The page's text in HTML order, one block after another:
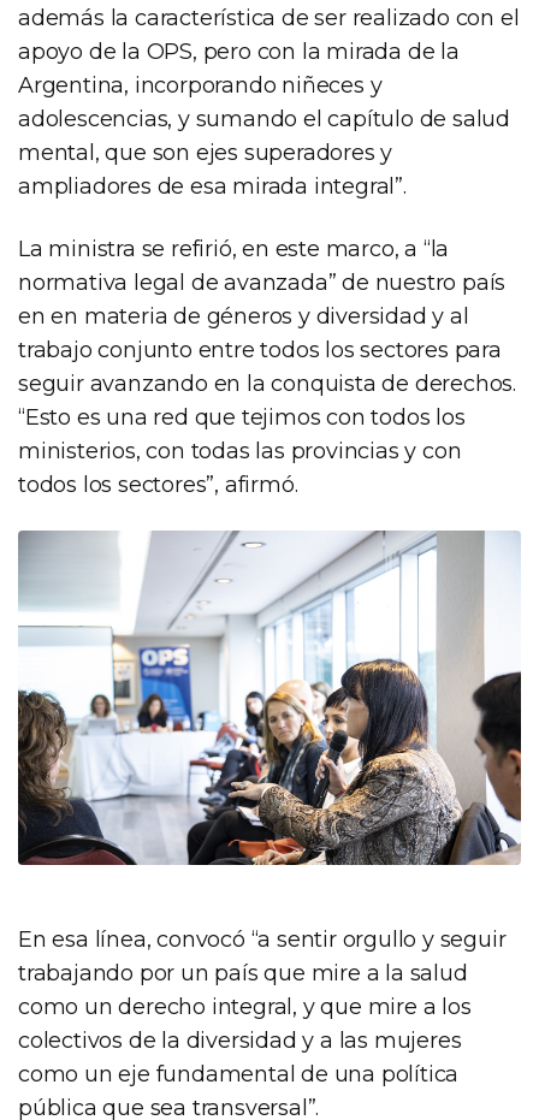
además la característica de ser realizado con el
apoyo de la OPS, pero con la mirada de la
Argentina, incorporando niñeces y
adolescencias, y sumando el capítulo de salud
mental, que son ejes superadores y
ampliadores de esa mirada integral”.
La ministra se refirió, en este marco, a “la
normativa legal de avanzada” de nuestro país
en en materia de géneros y diversidad y al
trabajo conjunto entre todos los sectores para
seguir avanzando en la conquista de derechos.
“Esto es una red que tejimos con todos los
ministerios, con todas las provincias y con
todos los sectores”, afirmó.
En esa línea, convocó “a sentir orgullo y seguir
trabajando por un país que mire a la salud
como un derecho integral, y que mire a los
colectivos de la diversidad y a las mujeres
como un eje fundamental de una política
pública que sea transversal”.